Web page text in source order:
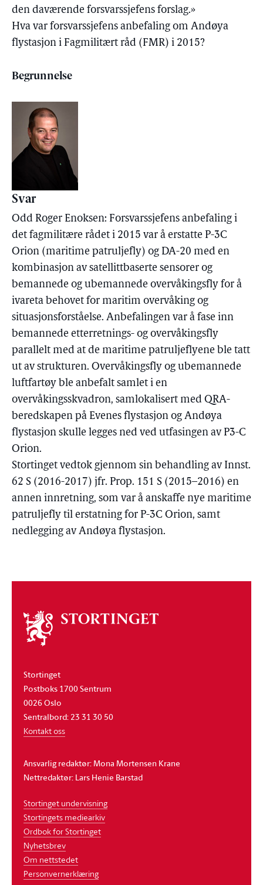
den daværende forsvarssjefens forslag.»
Hva var forsvarssjefens anbefaling om Andøya
flystasjon i Fagmilitært råd (FMR) i 2015?
Begrunnelse
Svar
Odd Roger Enoksen: Forsvarssjefens anbefaling i
det fagmilitære rådet i 2015 var å erstatte P-3C
Orion (maritime patruljefly) og DA-20 med en
kombinasjon av satellittbaserte sensorer og
bemannede og ubemannede overvåkingsfly for å
ivareta behovet for maritim overvåking og
situasjonsforståelse. Anbefalingen var å fase inn
bemannede etterretnings- og overvåkingsfly
parallelt med at de maritime patruljeflyene ble tatt
ut av strukturen. Overvåkingsfly og ubemannede
luftfartøy ble anbefalt samlet i en
overvåkingsskvadron, samlokalisert med QRA-
beredskapen på Evenes flystasjon og Andøya
flystasjon skulle legges ned ved utfasingen av P3-C
Orion.
Stortinget vedtok gjennom sin behandling av Innst.
62 S (2016-2017) jfr. Prop. 151 S (2015–2016) en
annen innretning, som var å anskaffe nye maritime
patruljefly til erstatning for P-3C Orion, samt
nedlegging av Andøya flystasjon.
Om
stortinget
Stortinget
Postboks 1700 Sentrum
0026 Oslo
Sentralbord: 23 31 30 50
Kontakt oss
Ansvarlig redaktør: Mona Mortensen Krane
Nettredaktør: Lars Henie Barstad
Stortinget undervisning
Stortingets mediearkiv
Ordbok for Stortinget
Nyhetsbrev
Om nettstedet
Personvernerklæring